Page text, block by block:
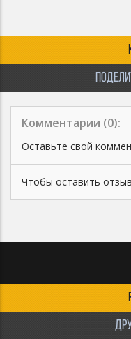
Комментарии (0):
Оставьте свой
Чтобы оставить